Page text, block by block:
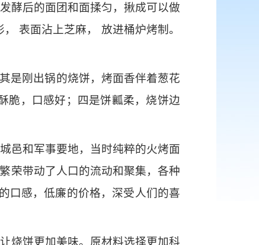
酵后的面团和面揉匀，揪成可以做
表面沾上芝麻， 放进桶炉烤制。
是刚出锅的烧饼，烤面香伴着葱花
脆，口感好；四是饼瓤柔，烧饼边
邑和军事要地，当时纯粹的火烤面
荣带动了人口的流动和聚集，各种
口感，低廉的价格，深受人们的喜
烧饼更加美味。原材料选择更加科